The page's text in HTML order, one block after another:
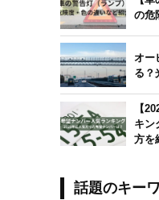
の危
オー
る？
【
キン
方を
話題のキー